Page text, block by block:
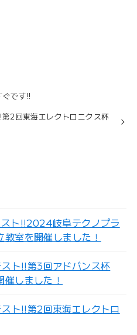
です!!
2回東海エレクトロニクス杯
ト!!2024岐阜テクノプラ
室を開催しました！
ト!!第3回アドバンス杯
しました！
ト!!第2回東海エレクトロ